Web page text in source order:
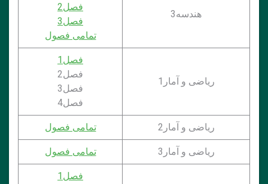
هندسه3
فصل2
فصل3
تمامی فصول
ریاضی و آمار1
فصل1
فصل2
فصل3
فصل4
ریاضی و آمار2 تمامی فصول
ریاضی و آمار3 تمامی فصول
فصل1